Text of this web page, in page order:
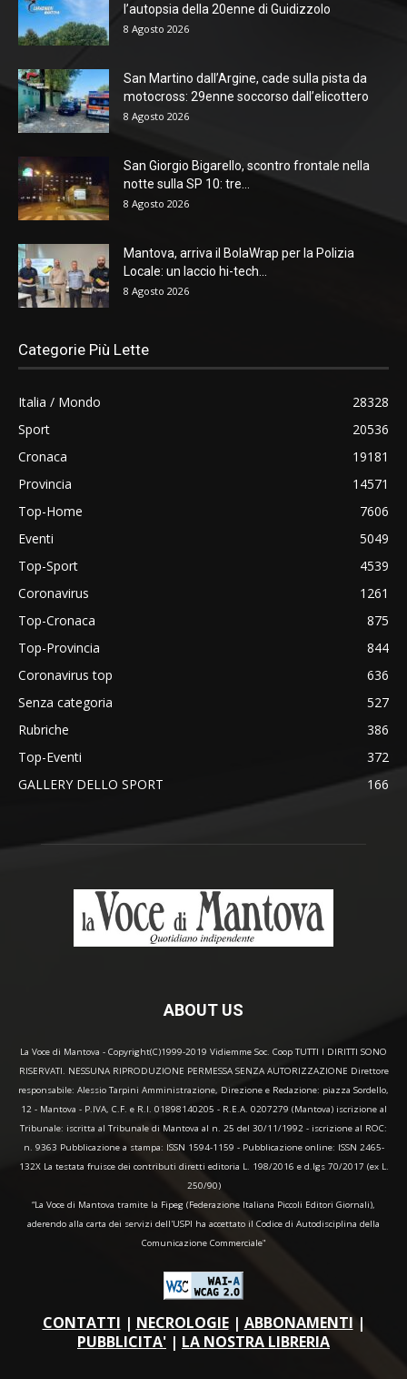
l’autopsia della 20enne di Guidizzolo
8 Agosto 2026
San Martino dall’Argine, cade sulla pista da
motocross: 29enne soccorso dall’elicottero
8 Agosto 2026
San Giorgio Bigarello, scontro frontale nella
notte sulla SP 10: tre...
8 Agosto 2026
Mantova, arriva il BolaWrap per la Polizia
Locale: un laccio hi-tech...
8 Agosto 2026
Categorie Più Lette
Italia / Mondo
28328
Sport
20536
Cronaca
19181
Provincia
14571
Top-Home
7606
Eventi
5049
Top-Sport
4539
Coronavirus
1261
Top-Cronaca
875
Top-Provincia
844
Coronavirus top
636
Senza categoria
527
Rubriche
386
Top-Eventi
372
GALLERY DELLO SPORT
166
ABOUT US
La Voce di Mantova - Copyright(C)1999-2019 Vidiemme Soc. Coop TUTTI I DIRITTI SONO
RISERVATI. NESSUNA RIPRODUZIONE PERMESSA SENZA AUTORIZZAZIONE Direttore
responsabile: Alessio Tarpini Amministrazione, Direzione e Redazione: piazza Sordello,
12 - Mantova - P.IVA, C.F. e R.I. 01898140205 - R.E.A. 0207279 (Mantova) iscrizione al
Tribunale: iscritta al Tribunale di Mantova al n. 25 del 30/11/1992 - iscrizione al ROC:
n. 9363 Pubblicazione a stampa: ISSN 1594-1159 - Pubblicazione online: ISSN 2465-
132X La testata fruisce dei contributi diretti editoria L. 198/2016 e d.lgs 70/2017 (ex L.
250/90)
“La Voce di Mantova tramite la Fipeg (Federazione Italiana Piccoli Editori Giornali),
aderendo alla carta dei servizi dell'USPI ha accettato il Codice di Autodisciplina della
Comunicazione Commerciale"
CONTATTI | NECROLOGIE| ABBONAMENTI |
PUBBLICITA' | LA NOSTRA LIBRERIA